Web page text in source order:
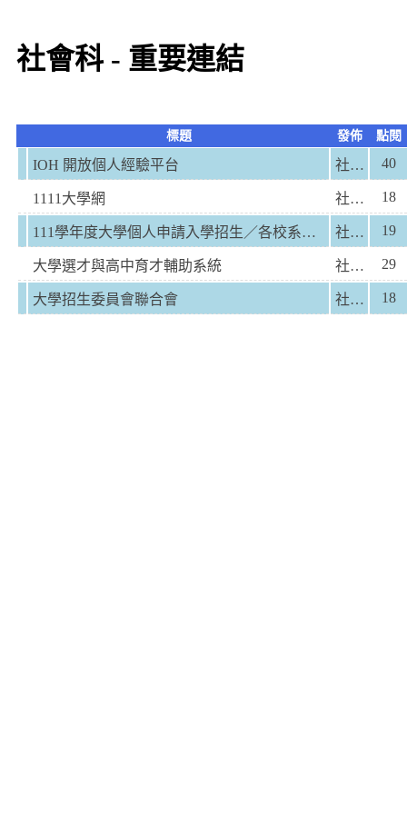
社會科 - 重要連結
標題 發佈 點閱
IOH 開放個人經驗平台 社會科 40
1111大學網 社會科 18
111學年度大學個人申請入學招生／各校系學習歷程核心資料(草案) 社會科 19
大學選才與高中育才輔助系統 社會科 29
大學招生委員會聯合會 社會科 18